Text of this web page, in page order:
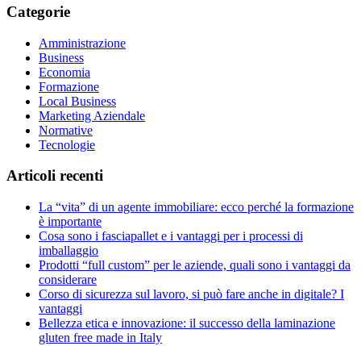
Categorie
Amministrazione
Business
Economia
Formazione
Local Business
Marketing Aziendale
Normative
Tecnologie
Articoli recenti
La “vita” di un agente immobiliare: ecco perché la formazione
è importante
Cosa sono i fasciapallet e i vantaggi per i processi di
imballaggio
Prodotti “full custom” per le aziende, quali sono i vantaggi da
considerare
Corso di sicurezza sul lavoro, si può fare anche in digitale? I
vantaggi
Bellezza etica e innovazione: il successo della laminazione
gluten free made in Italy